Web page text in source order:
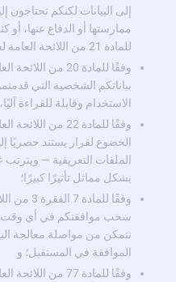
إلى البيانات لكنكم تحتاجون
ممارستها أو الدفاع عنها،
للمادة 21 من اللائحة العامة لحماية البيانات (GDPR)؛
بياناتكم الشخصية التي
الاستخدام وقابلة للقراءة
الخضوع لقرار يستند حصريًا
الملفات التعريفية — ويترتب
بشكل مماثل تأثيرًا كبيرًا؛
سحب موافقتكم في أي وقت
نتمكن من مواصلة معالجة
الموافقة في المستقبل؛ و